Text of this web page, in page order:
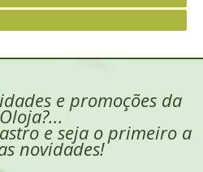
e promoções da
e seja o primeiro a
novidades!